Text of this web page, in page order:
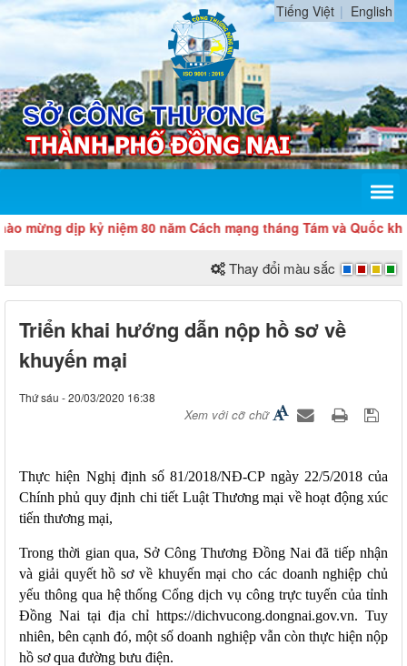
Tiếng Việt English
dịp kỷ niệm 80 năm Cách mạng tháng Tám và Quốc khánh 2/
Thay đổi màu sắc
Triển khai hướng dẫn nộp hồ sơ về
khuyến mại
Thứ sáu - 20/03/2020 16:38
Xem với cỡ chữ
Thực hiện Nghị định số 81/2018/NĐ-CP ngày 22/5/2018 của
Chính phủ quy định chi tiết Luật Thương mại về hoạt động xúc
tiến thương mại,
Trong thời gian qua, Sở Công Thương Đồng Nai đã tiếp nhận
và giải quyết hồ sơ về khuyến mại cho các doanh nghiệp chủ
yếu thông qua hệ thống Cổng dịch vụ công trực tuyến của tỉnh
Đồng Nai tại địa chỉhttps://dichvucong.dongnai.gov.vn. Tuy
nhiên, bên cạnh đó, một số doanh nghiệp vẫn còn thực hiện nộp
hồ sơ qua đường bưu điện.